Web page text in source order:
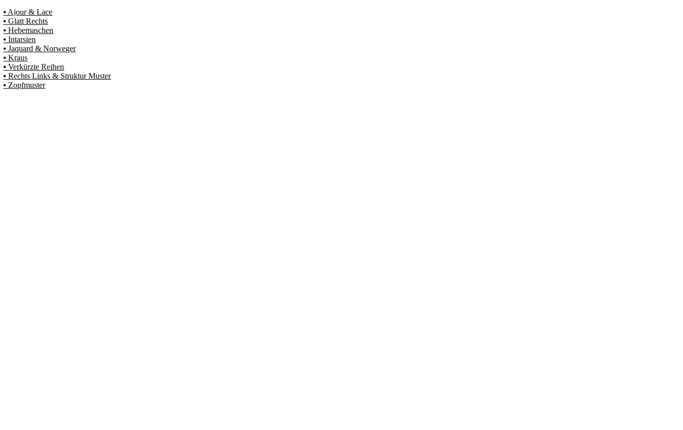
⦁ Ajour & Lace
⦁ Glatt Rechts
⦁ Hebemaschen
⦁ Intarsien
⦁ Jaquard & Norweger
⦁ Kraus
⦁ Verkürzte Reihen
⦁ Rechts Links & Struktur Muster
⦁ Zopfmuster